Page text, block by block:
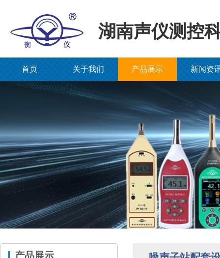
湖南声仪测控
首页 关于我们 产品展示 新闻资
产品展示